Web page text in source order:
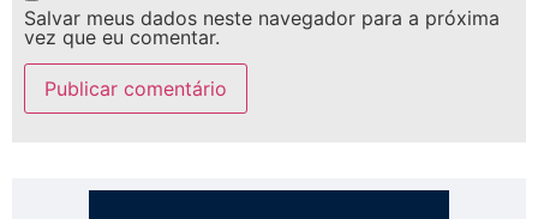
Salvar meus dados neste navegador para a próxima
vez que eu comentar.